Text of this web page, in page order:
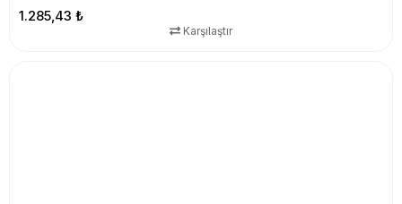
1.285,43 ₺
Karşılaştır